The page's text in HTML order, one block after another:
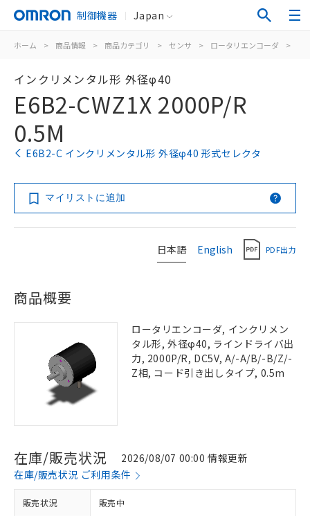
制御機器 Japan
ホーム > 商品情報 > 商品カテゴリ > センサ > ロータリエンコーダ >
インクリメンタル形 外径φ40
E6B2-CWZ1X 2000P/R
0.5M
E6B2-C インクリメンタル形 外径φ40 形式セレクタ
マイリストに追加
日本語 English PDF出力
商品概要
ロータリエンコーダ, インクリメン
タル形, 外径φ40, ラインドライバ出
力, 2000P/R, DC5V, A/-A/B/-B/Z/-
Z相, コード引き出しタイプ, 0.5m
在庫/販売状況
2026/08/07 00:00 情報更新
在庫/販売状況 ご利用条件
販売状況 販売中